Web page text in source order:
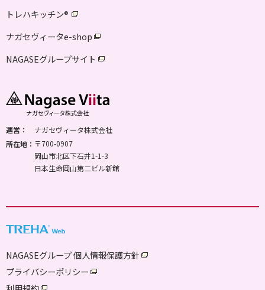
トレハキッチン®
ナガセヴィータe-shop
NAGASEグループサイト
運営：
ナガセヴィータ株式会社
所在地： 〒700-0907
岡山市北区下石井1-1-3
日本生命岡山第二ビル新館
NAGASEグループ 個人情報保護方針
プライバシーポリシー